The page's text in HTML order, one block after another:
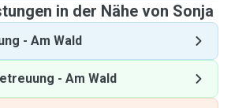
in der Nähe von Sonja
- Am Wald
- Am Wald